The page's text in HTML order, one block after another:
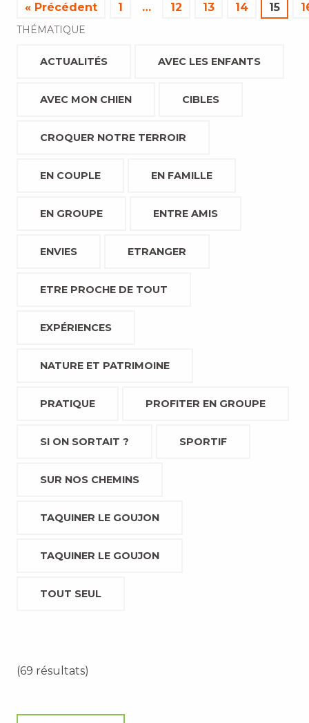
« Précédent 1 … 12 13 14 15
THÉMATIQUE
ACTUALITÉS AVEC LES ENFANTS
AVEC MON CHIEN CIBLES
CROQUER NOTRE TERROIR
EN COUPLE EN FAMILLE
EN GROUPE ENTRE AMIS
ENVIES ETRANGER
ETRE PROCHE DE TOUT
EXPÉRIENCES
NATURE ET PATRIMOINE
PRATIQUE PROFITER EN GROUPE
SI ON SORTAIT ? SPORTIF
SUR NOS CHEMINS
TAQUINER LE GOUJON
TAQUINER LE GOUJON
TOUT SEUL
(69 résultats)